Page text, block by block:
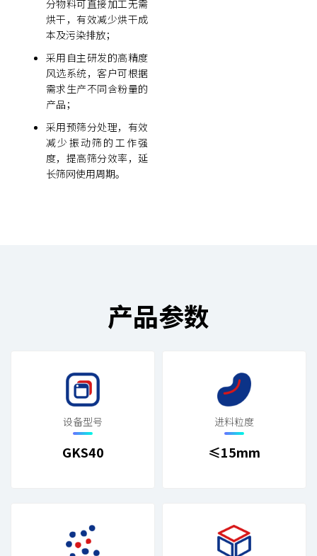
分物料可直接加工无需
烘干，有效减少烘干成
本及污染排放；
采用自主研发的高精度
风选系统，客户可根据
需求生产不同含粉量的
产品；
采用预筛分处理，有效
减少振动筛的工作强
度，提高筛分效率，延
长筛网使用周期。
产品参数
设备型号
GKS40
进料粒度
≤15mm